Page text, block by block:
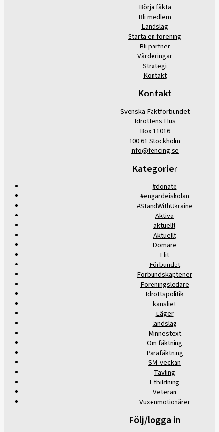
Börja fäkta
Bli medlem
Landslag
Starta en förening
Bli partner
Värderingar
Strategi
Kontakt
Kontakt
Svenska Fäktförbundet
Idrottens Hus
Box 11016
100 61 Stockholm
info@fencing.se
Kategorier
#donate
#engardeiskolan
#StandWithUkraine
Aktiva
aktuellt
Aktuellt
Domare
Elit
Förbundet
Förbundskaptener
Föreningsledare
Idrottspolitik
kansliet
Läger
landslag
Minnestext
Om fäktning
Parafäktning
SM-veckan
Tävling
Utbildning
Veteran
Vuxenmotionärer
Följ/logga in